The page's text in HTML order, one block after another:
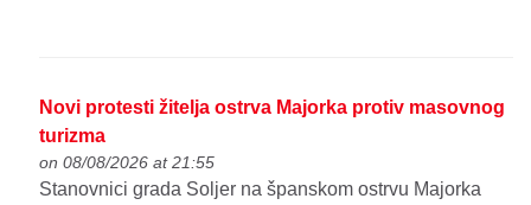
Novi protesti žitelja ostrva Majorka protiv masovnog
turizma
on 08/08/2026 at 21:55
Stanovnici grada Soljer na španskom ostrvu Majorka